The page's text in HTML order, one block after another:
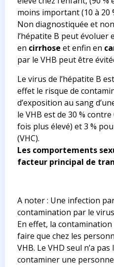
moins important (10 à 20
Non diagnostiquée et
l’hépatite B peut évoluer
en cirrhose et enfin en
par le VHB peut être
Le virus de l’hépatite B est
effet le risque de
d’exposition au sang
le VHB est de 30 %
fois plus élevé) et 3 %
(VHC).
Les comportements
facteur principal de
A noter : Une infection
contamination par le virus
En effet, la
faire que chez les
VHB. Le VHD seul n’a pas
contaminer une